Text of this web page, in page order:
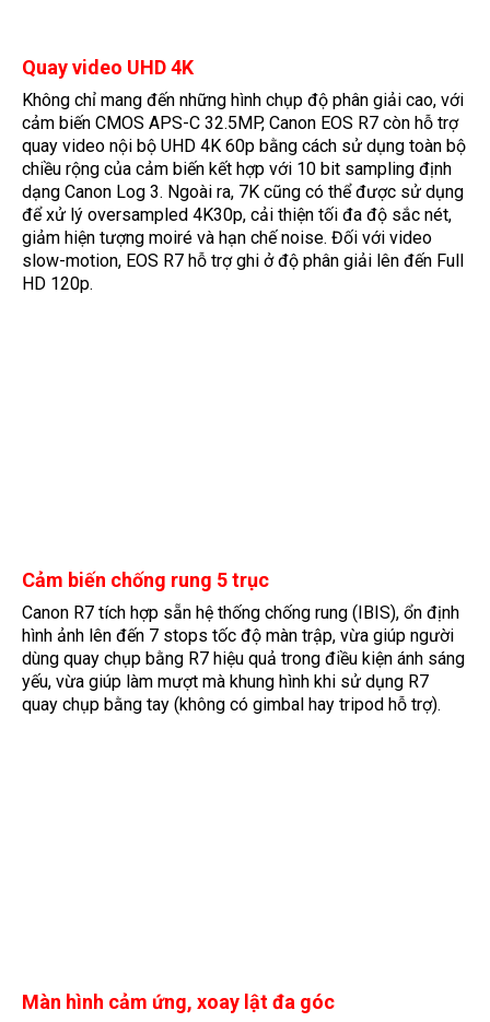
Quay video UHD 4K
Không chỉ mang đến những hình chụp độ phân giải cao, với
cảm biến CMOS APS-C 32.5MP, Canon EOS R7 còn hỗ trợ
quay video nội bộ UHD 4K 60p bằng cách sử dụng toàn bộ
chiều rộng của cảm biến kết hợp với 10 bit sampling định
dạng Canon Log 3. Ngoài ra, 7K cũng có thể được sử dụng
để xử lý oversampled 4K30p, cải thiện tối đa độ sắc nét,
giảm hiện tượng moiré và hạn chế noise. Đối với video
slow-motion, EOS R7 hỗ trợ ghi ở độ phân giải lên đến Full
HD 120p.
Cảm biến chống rung 5 trục
Canon R7 tích hợp sẵn hệ thống chống rung (IBIS), ổn định
hình ảnh lên đến 7 stops tốc độ màn trập, vừa giúp người
dùng quay chụp bằng R7 hiệu quả trong điều kiện ánh sáng
yếu, vừa giúp làm mượt mà khung hình khi sử dụng R7
quay chụp bằng tay (không có gimbal hay tripod hỗ trợ).
Màn hình cảm ứng, xoay lật đa góc